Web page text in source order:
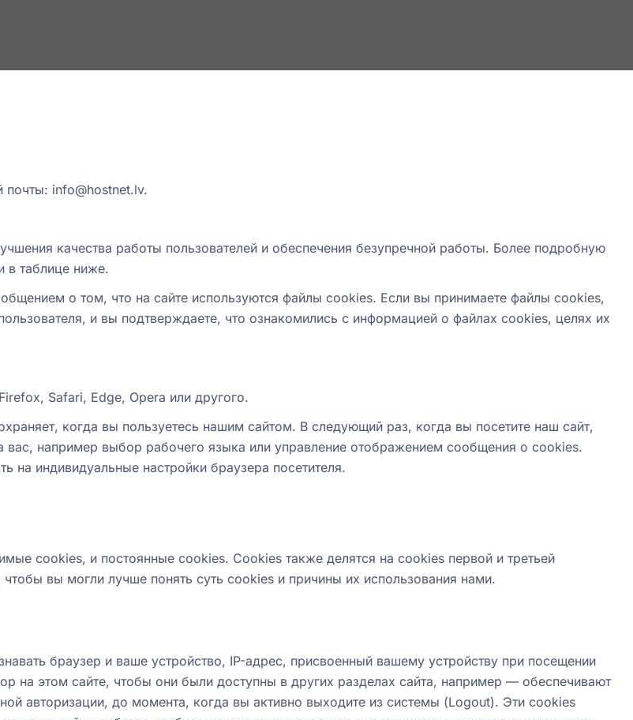
почты: info@hostnet.lv.
качества работы пользователей и обеспечения безупречной работы. Более подробную
в таблице ниже.
о том, что на сайте используются файлы cookies. Если вы принимаете файлы cookies,
и вы подтверждаете, что ознакомились с информацией о файлах cookies, целях их
Safari, Edge, Opera или другого.
когда вы пользуетесь нашим сайтом. В следующий раз, когда вы посетите наш сайт,
вас, например выбор рабочего языка или управление отображением сообщения о cookies.
на индивидуальные настройки браузера посетителя.
cookies, и постоянные cookies. Cookies также делятся на cookies первой и третьей
вы могли лучше понять суть cookies и причины их использования нами.
браузер и ваше устройство, IP-адрес, присвоенный вашему устройству при посещении
на этом сайте, чтобы они были доступны в других разделах сайта, например — обеспечивают
авторизации, до момента, когда вы активно выходите из системы (Logout). Эти cookies